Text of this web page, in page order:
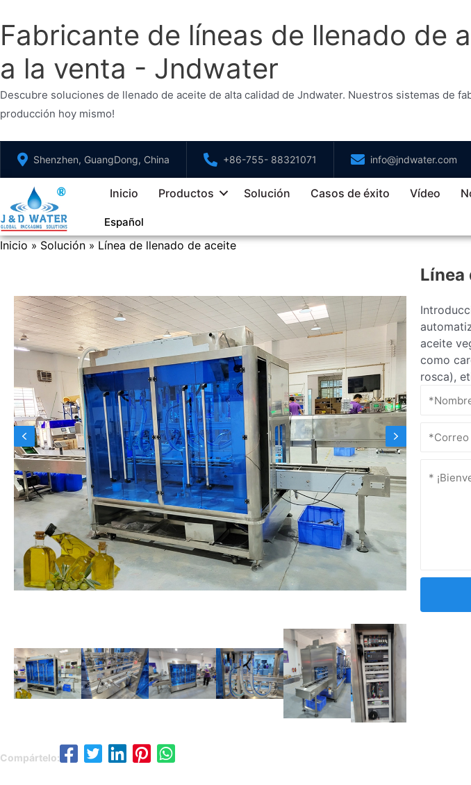
Fabricante de líneas de llenado de
a la venta - Jndwater
Descubre soluciones de llenado de aceite de alta calidad de Jndwater. Nuestros sistemas de
producción hoy mismo!
Saltar
contenido
Shenzhen, GuangDong, China +86-755- 88321071 info@jndwater.com
Inicio Productos Solución Casos de éxito Vídeo
Español
Inicio » Solución » Línea de llenado de aceite
Compártelo:
Línea
aceite
como
rosca),